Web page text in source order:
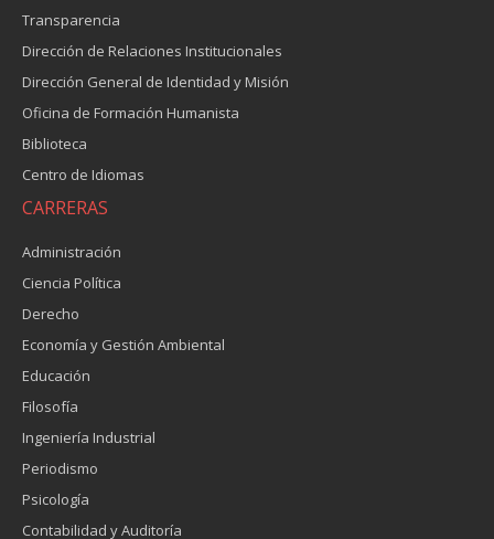
Transparencia
Dirección de Relaciones Institucionales
Dirección General de Identidad y Misión
Oficina de Formación Humanista
Biblioteca
Centro de Idiomas
CARRERAS
Administración
Ciencia Política
Derecho
Economía y Gestión Ambiental
Educación
Filosofía
Ingeniería Industrial
Periodismo
Psicología
Contabilidad y Auditoría